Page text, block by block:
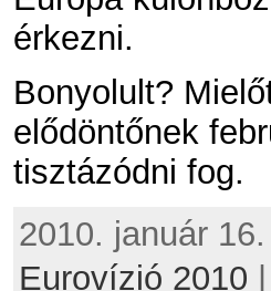
érkezni.
Bonyolult?
elődöntőnek
tisztázódni fog.
2010. január
Eurovízió 2010